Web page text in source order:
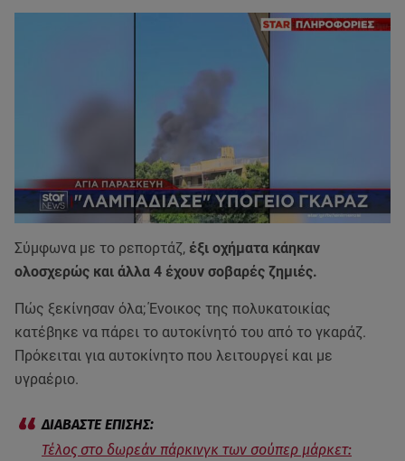
Σύμφωνα με το ρεπορτάζ, έξι οχήματα κάηκαν
ολοσχερώς και άλλα 4 έχουν σοβαρές ζημιές.
Πώς ξεκίνησαν όλα; Ένοικος της πολυκατοικίας
κατέβηκε να πάρει το αυτοκίνητό του από το γκαράζ.
Πρόκειται για αυτοκίνητο που λειτουργεί και με
υγραέριο.
Τέλος στο δωρεάν πάρκινγκ των σούπερ μάρκετ: